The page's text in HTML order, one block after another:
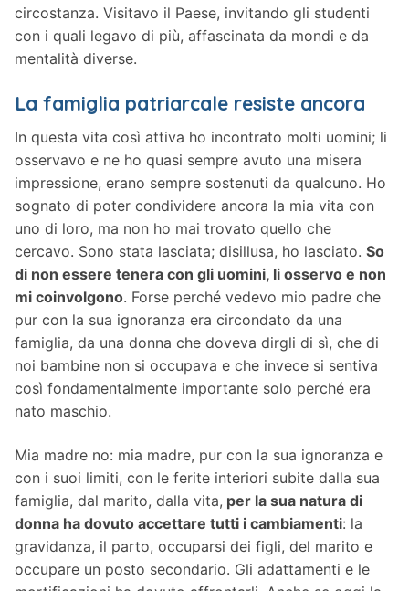
circostanza. Visitavo il Paese, invitando gli studenti
con i quali legavo di più, affascinata da mondi e da
mentalità diverse.
La famiglia patriarcale resiste ancora
In questa vita così attiva ho incontrato molti uomini; li
osservavo e ne ho quasi sempre avuto una misera
impressione, erano sempre sostenuti da qualcuno. Ho
sognato di poter condividere ancora la mia vita con
uno di loro, ma non ho mai trovato quello che
cercavo. Sono stata lasciata; disillusa, ho lasciato. So
di non essere tenera con gli uomini, li osservo e non
mi coinvolgono. Forse perché vedevo mio padre che
pur con la sua ignoranza era circondato da una
famiglia, da una donna che doveva dirgli di sì, che di
noi bambine non si occupava e che invece si sentiva
così fondamentalmente importante solo perché era
nato maschio.
Mia madre no: mia madre, pur con la sua ignoranza e
con i suoi limiti, con le ferite interiori subite dalla sua
famiglia, dal marito, dalla vita, per la sua natura di
donna ha dovuto accettare tutti i cambiamenti: la
gravidanza, il parto, occuparsi dei figli, del marito e
occupare un posto secondario. Gli adattamenti e le